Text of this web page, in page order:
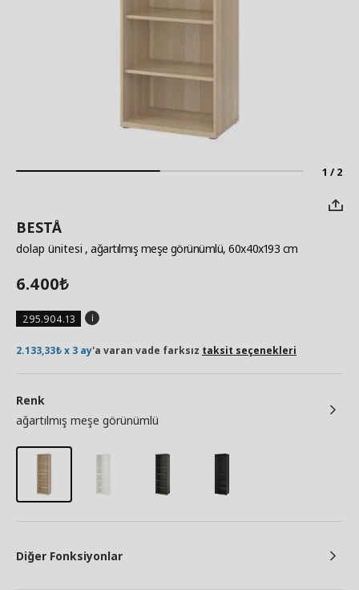
1 / 2
BESTÅ
dolap ünitesi , ağartılmış meşe görünümlü, 60x40x193 cm
6.400₺
295.904.13
2.133,33₺ x 3 ay'a varan vade farksız taksit seçenekleri
Renk
ağartılmış meşe görünümlü
Diğer Fonksiyonlar